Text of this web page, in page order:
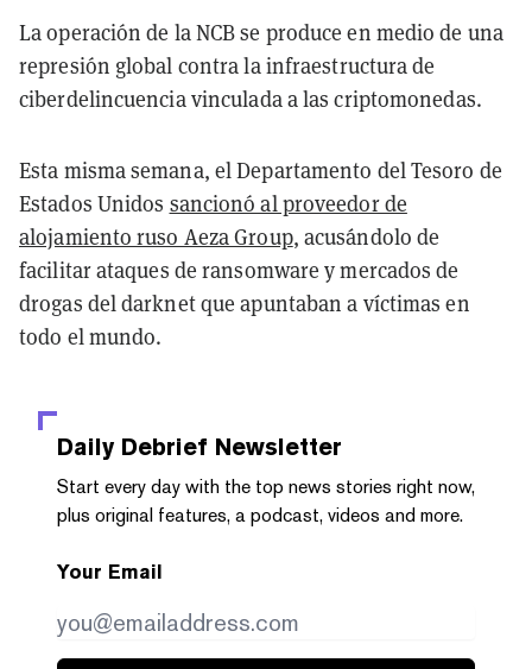
La operación de la NCB se produce en medio de una
represión global contra la infraestructura de
ciberdelincuencia vinculada a las criptomonedas.
Esta misma semana, el Departamento del Tesoro de
Estados Unidos sancionó al proveedor de
alojamiento ruso Aeza Group, acusándolo de
facilitar ataques de ransomware y mercados de
drogas del darknet que apuntaban a víctimas en
todo el mundo.
Daily Debrief Newsletter
Start every day with the top news stories right now,
plus original features, a podcast, videos and more.
Your Email